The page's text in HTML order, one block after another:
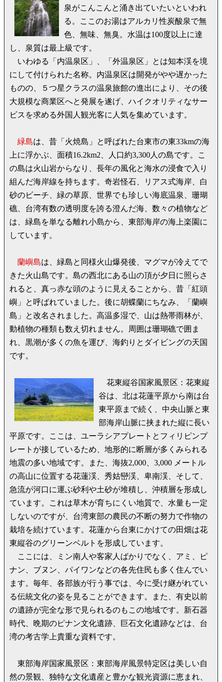
泉がこんこんと涌き出ていたいといわれ
る。ここのお湯はアルカリ性炭酸泉で無
色、無味、無臭。水温は100度以上に達
し、泉質は最上級です。
いわゆる「内温泉区」、「外温泉区」とは知本渓を境
にして付けられた名称。内温泉区は開発がやや遅かった
ものの、５つ星クラスの温泉旅館の進出により、その後
大規模な商業区へと発展を遂げ、ハイクオリティなサー
ビスを求める外国人観光客に人気を集めています。
緑島は、昔「火焼島」と呼ばれた台東市の東33kmの海
上に浮かぶ、面積16.2km2、人口約3,300人の島です。こ
の島は火山岩からなり、長年の風化と海水の浸食で入り
組んだ海岸線を持ちます。奇岩怪石、リアス式海岸、白
砂のビーチ、緑の草原、世界でも珍しい海底温泉、珊瑚
礁、台湾有数の透明度を誇る澄んだ海、数々の植物など
は、緑島を単なる離れ小島から、東部海岸の海上楽園に
しています。
蘭嶼島は、緑島と同様火山爆発後、マグマが冷えてで
きた火山島です。島の西北にある山の頂が夕日に照らさ
れると、真っ赤な頭のように見えることから、昔「紅頭
嶼」と呼ばれていました。後に胡蝶蘭にちなみ、「蘭嶼
島」と改名されました。高温多湿で、山は熱帯雨林が、
動植物の種類も数え切れません。周囲は珊瑚礁で囲ま
れ、黒潮が多くの魚を運び、海釣りとダイビングの天国
です。
花東縦谷国家風景区：花東縦
谷は、北は花蓮平原から南は台
東平原まで続く、中央山脈と東
部海岸山脈に挟まれた縦に長い
平原です。ここは、ユーラシアプレートとフィリピンプ
レートが接しているため、地形的に断層が多くみられる
地震の多い地域です。また、海抜2,000、3,000 メートル
の高山に位置する花蓮渓、秀姑巒渓、卑南渓、そして、
急流が河口に運ぶ砂利や土砂が堆積し、沖積層を形成し
ています。これは草木が育ちにくい地質で、水量も一定
しないのですが、台湾東部の農民の不断の努力で作物の
栽培を続けています。花蓮から台東にかけての田畑は花
東縦谷のグリーンベルトを形成しています。
ここには、ミン南人や客家人ばかりでなく、アミ、ピ
ナン、ブヌン、パイワンなどの各先住民も多く住んでい
ます。毎年、各部族が行う事では、今に受け継がれてい
る伝統文化の姿を見ることができます。また、有史以前
の遺跡が完全な形で見られるのもこの地域です。新石器
時代、晩期のピナン文化遺跡、巨石文化遺跡などは、台
湾の考古学上貴重な資料です。
東部海岸国家風景区：東部海岸風景特定区は美しい自
然の景観、独特な文化遺産と豊かな観光資源に恵まれ、